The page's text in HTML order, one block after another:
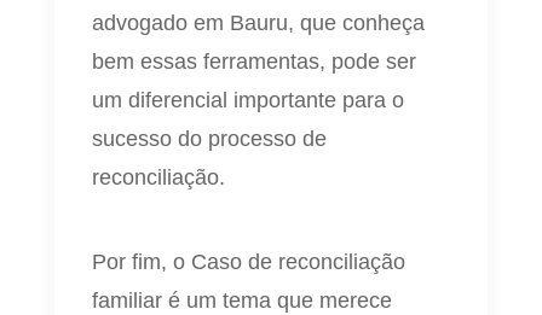
advogado em Bauru, que conheça
bem essas ferramentas, pode ser
um diferencial importante para o
sucesso do processo de
reconciliação.
Por fim, o Caso de reconciliação
familiar é um tema que merece